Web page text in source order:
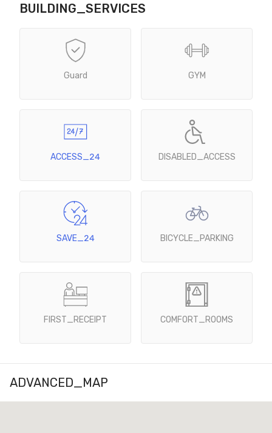
BUILDING_SERVICES
Guard GYM
ACCESS_24 DISABLED_ACCESS
SAVE_24 BICYCLE_PARKING
FIRST_RECEIPT COMFORT_ROOMS
ADVANCED_MAP